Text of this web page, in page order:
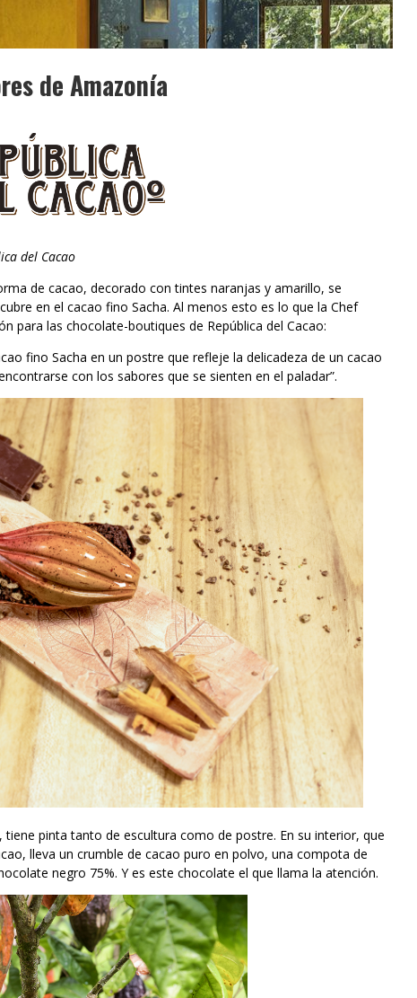
de Amazonía
del Cacao
de cacao, decorado con tintes naranjas y amarillo, se
en el cacao fino Sacha. Al menos esto es lo que la Chef
para las chocolate-boutiques de República del Cacao:
fino Sacha en un postre que refleje la delicadeza de un cacao
con los sabores que se sienten en el paladar”.
pinta tanto de escultura como de postre. En su interior, que
lleva un crumble de cacao puro en polvo, una compota de
negro 75%. Y es este chocolate el que llama la atención.